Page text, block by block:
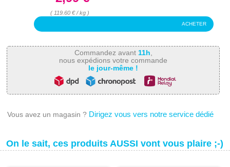
( 119.60 € / kg )
ACHETER
Commandez avant 11h
nous expédions votre commande
le jour-même !
Vous avez un magasin ? Dirigez vous vers notre service dédié
On le sait, ces produits AUSSI vont vous plaire ;-)